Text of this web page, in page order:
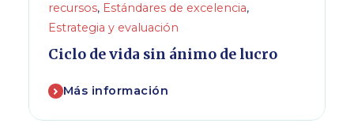
recursos, Estándares de excelencia,
Estrategia y evaluación
Ciclo de vida sin ánimo de lucro
Más información